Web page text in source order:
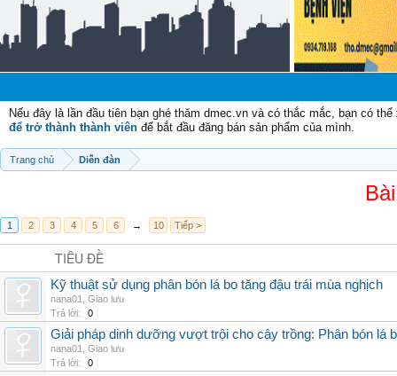
Nếu đây là lần đầu tiên bạn ghé thăm dmec.vn và có thắc mắc, bạn có
để trở thành thành viên để bắt đầu đăng bán sản phẩm của mình.
Trang chủ Diễn đàn
1 2 3 4 5 6 → 10 Tiếp >
TIÊU ĐỀ
Kỹ thuật sử dụng phân bón lá bo tăng đậu trái mùa nghịch
nana01
Giao lưu
Trả lời:
0
Giải pháp dinh dưỡng vượt trội cho cây trồng: Phân bón lá
nana01
Giao lưu
Trả lời:
0